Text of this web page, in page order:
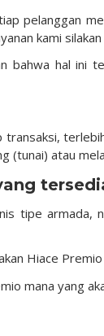
pelanggan
kami
bahwa hal ini
(tunai) atau
tipe armada,
Hiace
mana yang